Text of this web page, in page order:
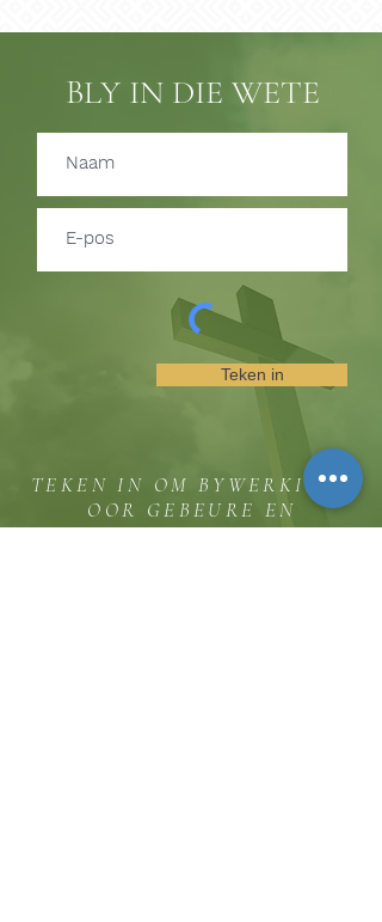
BLY IN DIE WETE
Teken in
TEKEN IN OM BYWERKINGS
OOR GEBEURE EN
BEDIENINGGELEENTHEDE TE